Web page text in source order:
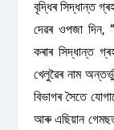
বৃদ্ধিৰ সিদ্ধান্ত
দেৱৰ ওপজা দিন,
কৰাৰ সিদ্ধান্ত
খেলুৱৈৰ নাম
বিভাগৰ সৈতে
আৰু এছিয়ান